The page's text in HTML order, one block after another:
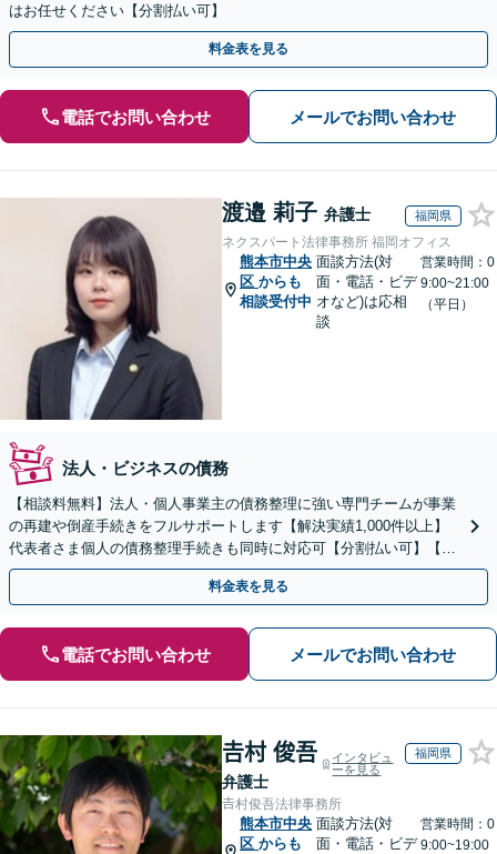
はお任せください【分割払い可】
料金表を見る
電話でお問い合わせ メールでお問い合わせ
渡邉 莉子 弁護士 福岡県
ネクスパート法律事務所 福岡オフィス
熊本市中央
区 からも
相談受付中
面談方法(対
面・電話・ビデ
オなど)は応相
談
営業時間：0
9:00~21:00
（平日）
法人・ビジネスの債務
【相談料無料】法人・個人事業主の債務整理に強い専門チームが事業
の再建や倒産手続きをフルサポートします【解決実績1,000件以上】
代表者さま個人の債務整理手続きも同時に対応可【分割払い可】【後
払い応相談】【夜間・休日相談可】
料金表を見る
電話でお問い合わせ メールでお問い合わせ
𠮷村 俊吾
弁護士
インタビュ
ーを見る
福岡県
𠮷村俊吾法律事務所
熊本市中央
区 からも
面談方法(対
面・電話・ビデ
営業時間：0
9:00~19:00